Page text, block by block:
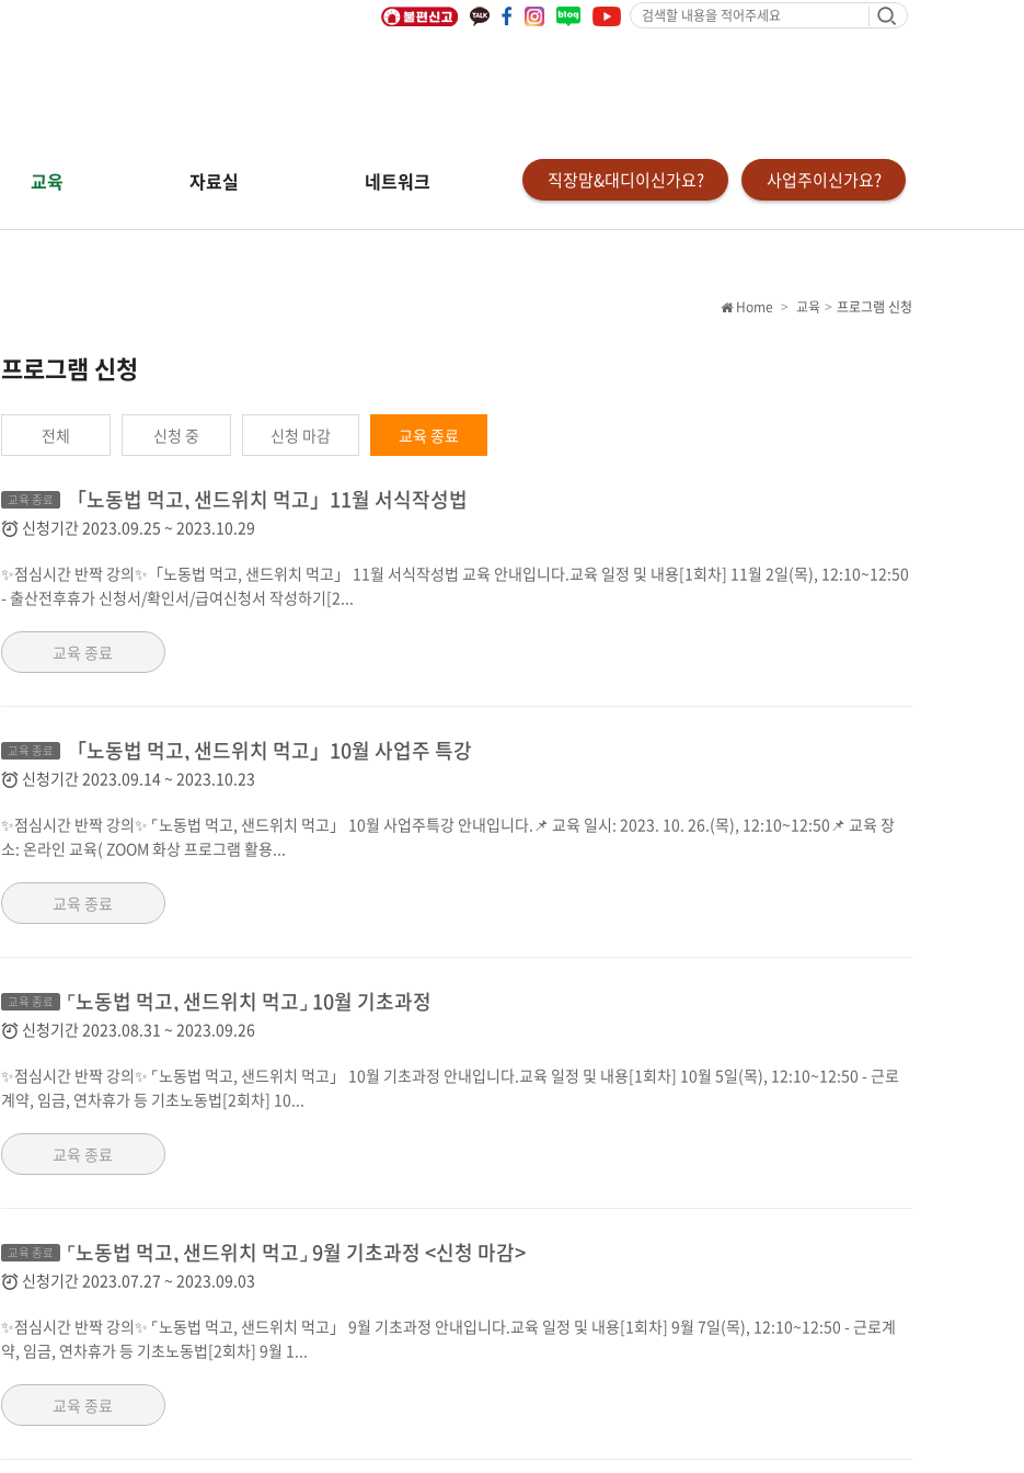
검
색
요
교육 자료실 네트워크 직장맘&대디이신가요? 사업주이신가요?
프로그램 신청
Home 교육 프로그램 신청
전체 신청 중 신청 마감 교육 종료
교육 종료 「노동법 먹고, 샌드위치 먹고」11월 서식작성법
신청기간2023.09.25 ~ 2023.10.29
✨점심시간 반짝 강의✨「노동법 먹고, 샌드위치 먹고」 11월 서식작성법 교육 안내입니다.교육 일정 및 내용[1회차] 11월 2일(목), 12:10~12:50
- 출산전후휴가 신청서/확인서/급여신청서 작성하기[2...
교육 종료
교육 종료 「노동법 먹고, 샌드위치 먹고」10월 사업주 특강
신청기간2023.09.14~ 2023.10.23
✨점심시간 반짝 강의✨ ⌜노동법 먹고, 샌드위치 먹고」 10월 사업주특강 안내입니다.📌 교육 일시: 2023. 10. 26.(목), 12:10~12:50📌 교육 장
소: 온라인 교육( ZOOM 화상 프로그램 활용...
교육 종료
교육 종료 ⌜노동법 먹고, 샌드위치 먹고⌟ 10월 기초과정
신청기간2023.08.31 ~ 2023.09.26
✨점심시간 반짝 강의✨ ⌜노동법 먹고, 샌드위치 먹고」 10월 기초과정 안내입니다.교육 일정 및 내용[1회차] 10월 5일(목), 12:10~12:50 - 근로
계약, 임금, 연차휴가 등 기초노동법[2회차] 10...
교육 종료
교육 종료 ⌜노동법 먹고, 샌드위치 먹고⌟ 9월 기초과정 <신청 마감>
신청기간2023.07.27 ~ 2023.09.03
✨점심시간 반짝 강의✨ ⌜노동법 먹고, 샌드위치 먹고」 9월 기초과정 안내입니다.교육 일정 및 내용[1회차] 9월 7일(목), 12:10~12:50 - 근로계
약, 임금, 연차휴가 등 기초노동법[2회차] 9월 1...
교육 종료